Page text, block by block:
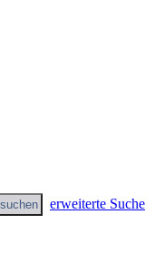
erweiterte Suche